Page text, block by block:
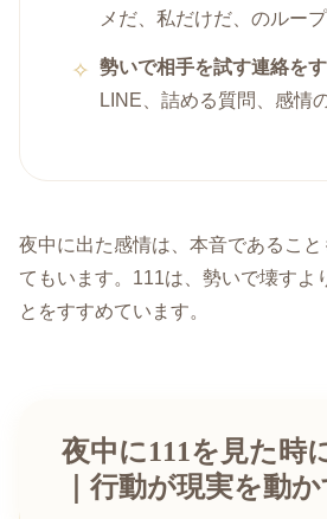
メだ、私だけだ、のループ
勢いで相手を試す連絡を
LINE、詰める質問、感情
夜中に出た感情は、本音であるこ
てもいます。111は、勢いで壊すよ
とをすすめています。
夜中に111を見た時
｜行動が現実を動